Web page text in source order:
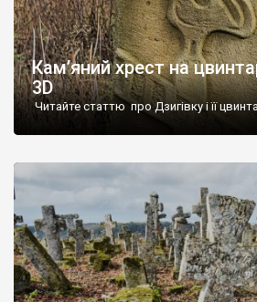
Кам’яний хрест на
3D
Читайте статтю про Дзигівку і її